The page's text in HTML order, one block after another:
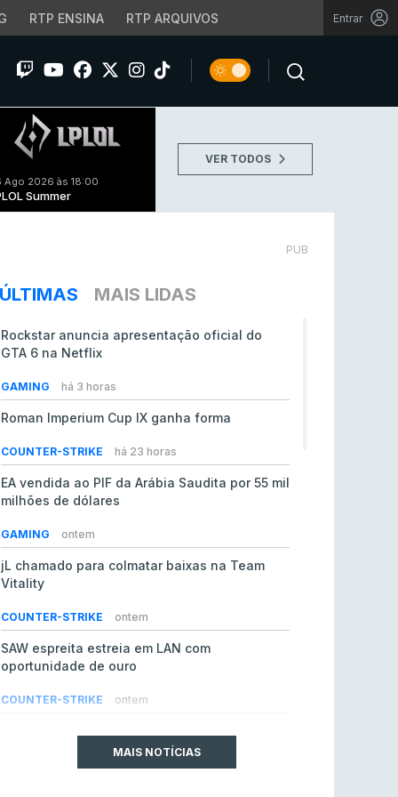
RTP ENSINA RTP ARQUIVOS Entrar
Ago 2026 às 18:00
Summer
VER TODOS
PUB
ÚLTIMAS MAIS LIDAS
Rockstar anuncia apresentação oficial do
GTA 6 na Netflix
GAMING há 3 horas
Roman Imperium Cup IX ganha forma
COUNTER-STRIKE há 23 horas
EA vendida ao PIF da Arábia Saudita por 55 mil
milhões de dólares
GAMING ontem
jL chamado para colmatar baixas na Team
Vitality
COUNTER-STRIKE ontem
SAW espreita estreia em LAN com
oportunidade de ouro
COUNTER-STRIKE ontem
do Counter-Strike 2MAIS NOTÍCIAS